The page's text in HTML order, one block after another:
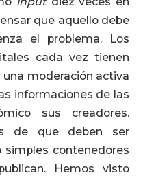
que aquello debe
el problema. Los
cada vez tienen
moderación activa
informaciones de las
sus creadores.
de que deben ser
contenedores
Hemos visto